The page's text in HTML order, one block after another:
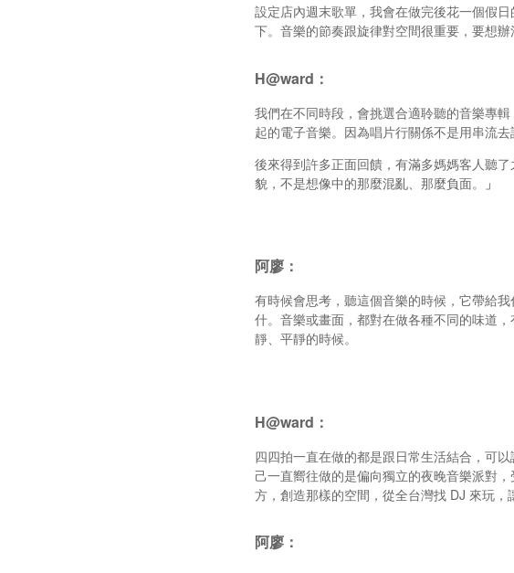
設定店內週末歌單，我會在做完後花一個假
下。音樂的節奏跟旋律對空間很重要，要想
H@ward：
我們在不同時段，會挑選合適聆聽的音樂專
起的電子音樂。因為唱片行關係不是用串流
後來得到許多正面回饋，有滿多媽媽客人聽
貌，不是想像中的那麼混亂、那麼負面。
」
阿廖：
有時候會思考，聽這個音樂的時候，它帶給
什。音樂或畫面，都對在做各種不同的味道
靜、平靜的時候。
H@ward：
四四拍一直在做的都是跟日常生活結合，可
己一直嚮往做的是偏向獨立的夜晚音樂派對
方，創造那樣的空間，從全台灣找 DJ 來玩，
阿廖：